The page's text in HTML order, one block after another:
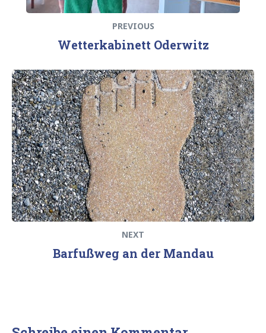
PREVIOUS
Wetterkabinett Oderwitz
Next
post:
NEXT
Barfußweg an der Mandau